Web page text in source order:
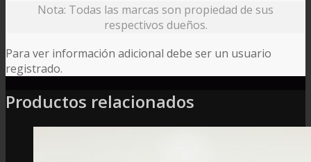
Nota: Todas las marcas son propiedad de sus
respectivos dueños.
Para ver información adicional debe ser un usuario
registrado.
Productos relacionados